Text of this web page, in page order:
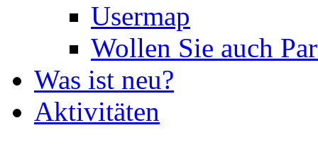
Usermap
Wollen Sie auch
Was ist neu?
Aktivitäten